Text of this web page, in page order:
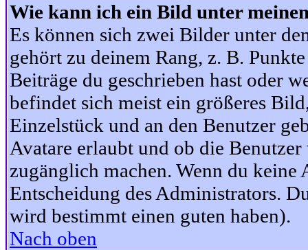
Wie kann ich ein Bild unter
Es können sich zwei Bilder unter
gehört zu deinem Rang, z. B.
Beiträge du geschrieben hast oder
befindet sich meist ein größeres
Einzelstück und an den Benutzer
Avatare erlaubt und ob die
zugänglich machen. Wenn du keine
Entscheidung des Administrators.
wird bestimmt einen guten haben).
Nach oben